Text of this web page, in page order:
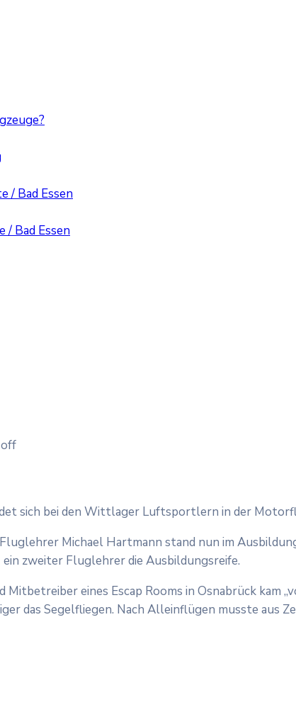
/ Bad Essen
Bad Essen
sich bei den Wittlager Luftsportlern in der
Michael Hartmann stand nun im
zweiter Fluglehrer die Ausbildungsreife.
Mitbetreiber eines Escap Rooms in Osnabrück
das Segelfliegen. Nach Alleinflügen musste aus